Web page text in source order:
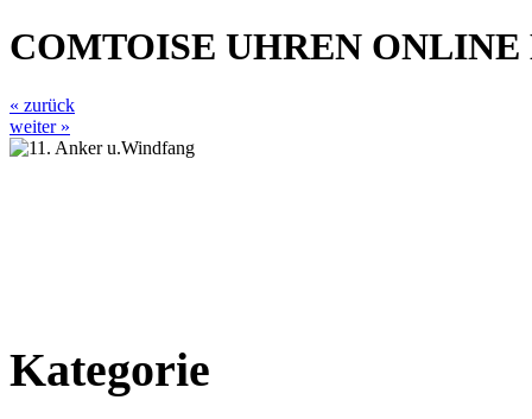
COMTOISE UHREN ONLINE
« zurück
weiter »
Kategorie